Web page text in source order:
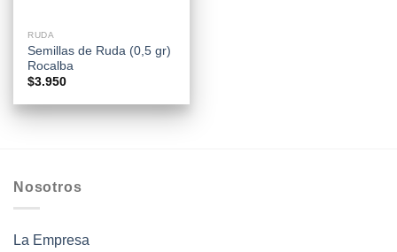
RUDA
Semillas de Ruda (0,5 gr)
Rocalba
$3.950
Nosotros
La Empresa